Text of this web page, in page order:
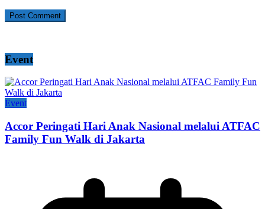
Event
Event
Accor Peringati Hari Anak Nasional melalui ATFAC
Family Fun Walk di Jakarta